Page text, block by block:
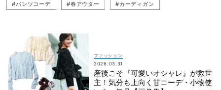
#パンツコーデ #春アウター #カーディガン
#白ブラウス #カラーニット
#甘ブラウスコーデ #乳幼児ママ
#ジャケット #ドット柄コーデ #ビスチェ #ジレ（ベスト）
#ブラウスコーデ #花柄
ファッション
2026.03.31
産後こそ『可愛いオシャレ』が救世
主！気分も上向く甘コーデ・小物使